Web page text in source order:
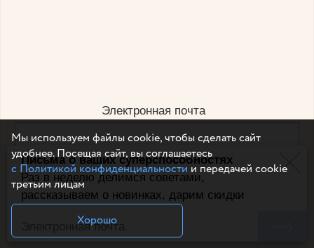
Письма о ваших суперспособностях
Раз в неделю делимся советами,
рассказываем о новинках, дарим скидки
Электронная почта
Например, dulsineya@gmail.com
Без спама и смс
Подписаться
Мы используем файлы cookie, чтобы сделать сайт
удобнее. Посещая сайт, вы соглашаетесь
с Политикой конфиденциальностии передачей cookie
третьим лицам
Хорошо